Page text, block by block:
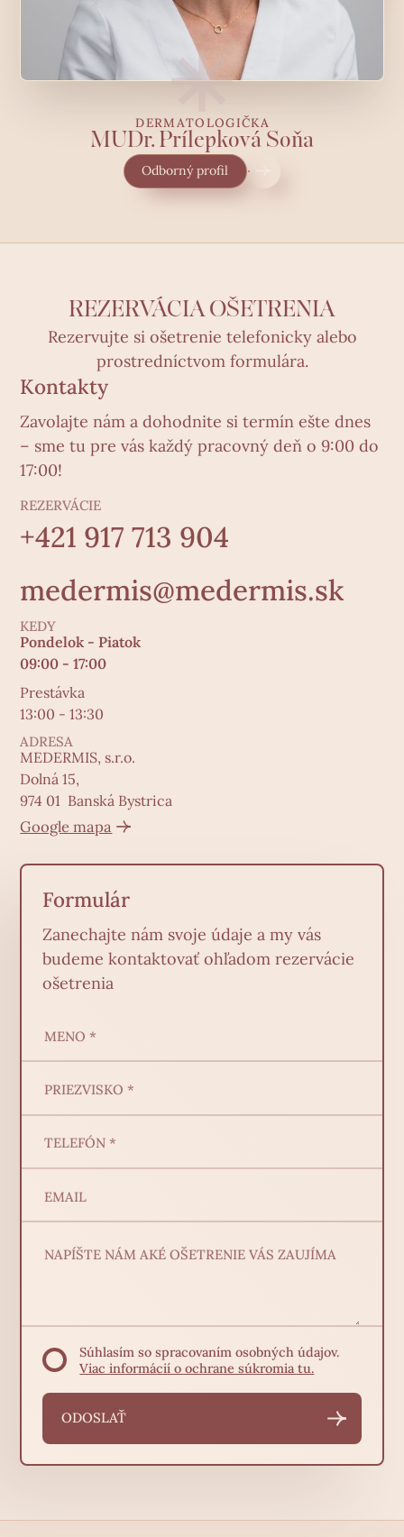
DERMATOLOGIČKA
MUDr. Prílepková Soňa
Odborný profil
REZERVÁCIA OŠETRENIA
Rezervujte si ošetrenie telefonicky alebo
prostredníctvom formulára.
Kontakty
Zavolajte nám a dohodnite si termín ešte dnes
– sme tu pre vás každý pracovný deň o 9:00 do
17:00!
REZERVÁCIE
+421 917 713 904
medermis@medermis.sk
KEDY
Pondelok - Piatok
09:00 - 17:00
Prestávka
13:00 - 13:30
ADRESA
MEDERMIS, s.r.o.
Dolná 15,
974 01 Banská Bystrica
Google mapa
Formulár
Zanechajte nám svoje údaje a my vás
budeme kontaktovať ohľadom rezervácie
ošetrenia
Súhlasím so spracovaním osobných údajov.
Viac informácií o ochrane súkromia tu.